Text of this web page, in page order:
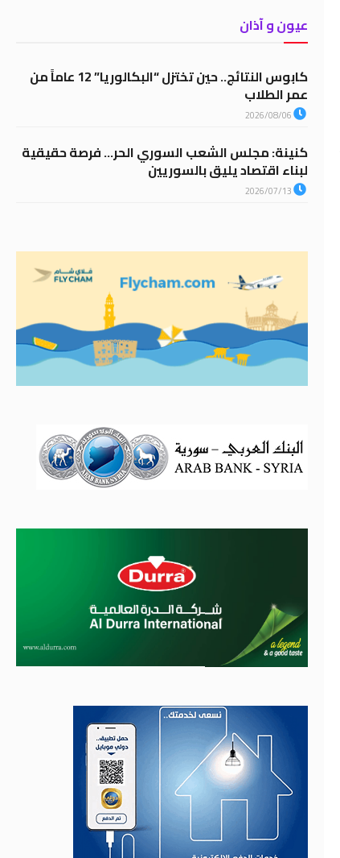
عيون و آذان
كابوس النتائج.. حين تختزل “البكالوريا” 12 عاماً من
عمر الطلاب
2026/08/06
كنينة: مجلس الشعب السوري الحر… فرصة حقيقية
لبناء اقتصاد يليق بالسوريين
2026/07/13